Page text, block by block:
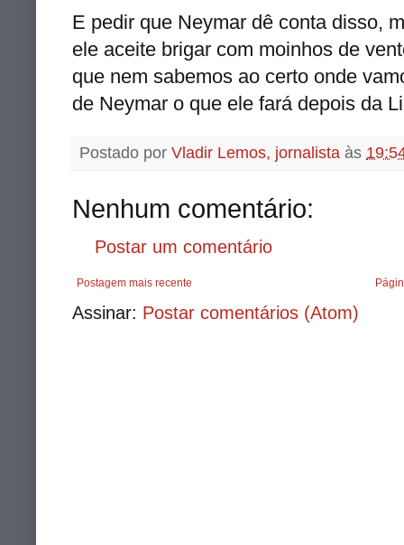
E pedir que Neymar dê conta disso,
ele aceite brigar com moinhos de
que nem sabemos ao certo onde
de Neymar o que ele fará depois da
Postado por Vladir Lemos, jornalista às
Nenhum comentário:
Postar um comentário
Postagem mais recente
Assinar: Postar comentários (Atom)